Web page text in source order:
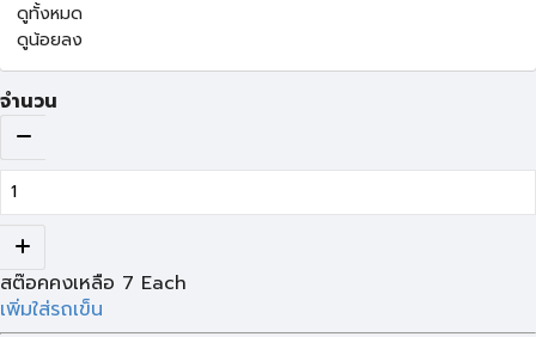
ดูทั้งหมด
ดูน้อยลง
จำนวน
สต๊อคคงเหลือ 7 Each
เพิ่มใส่รถเข็น